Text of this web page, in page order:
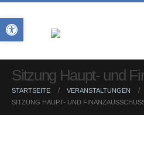
Sitzung Haupt- und
STARTSEITE
VERANSTALTUNGEN
SITZUNG HAUPT- UND
Open toolbar